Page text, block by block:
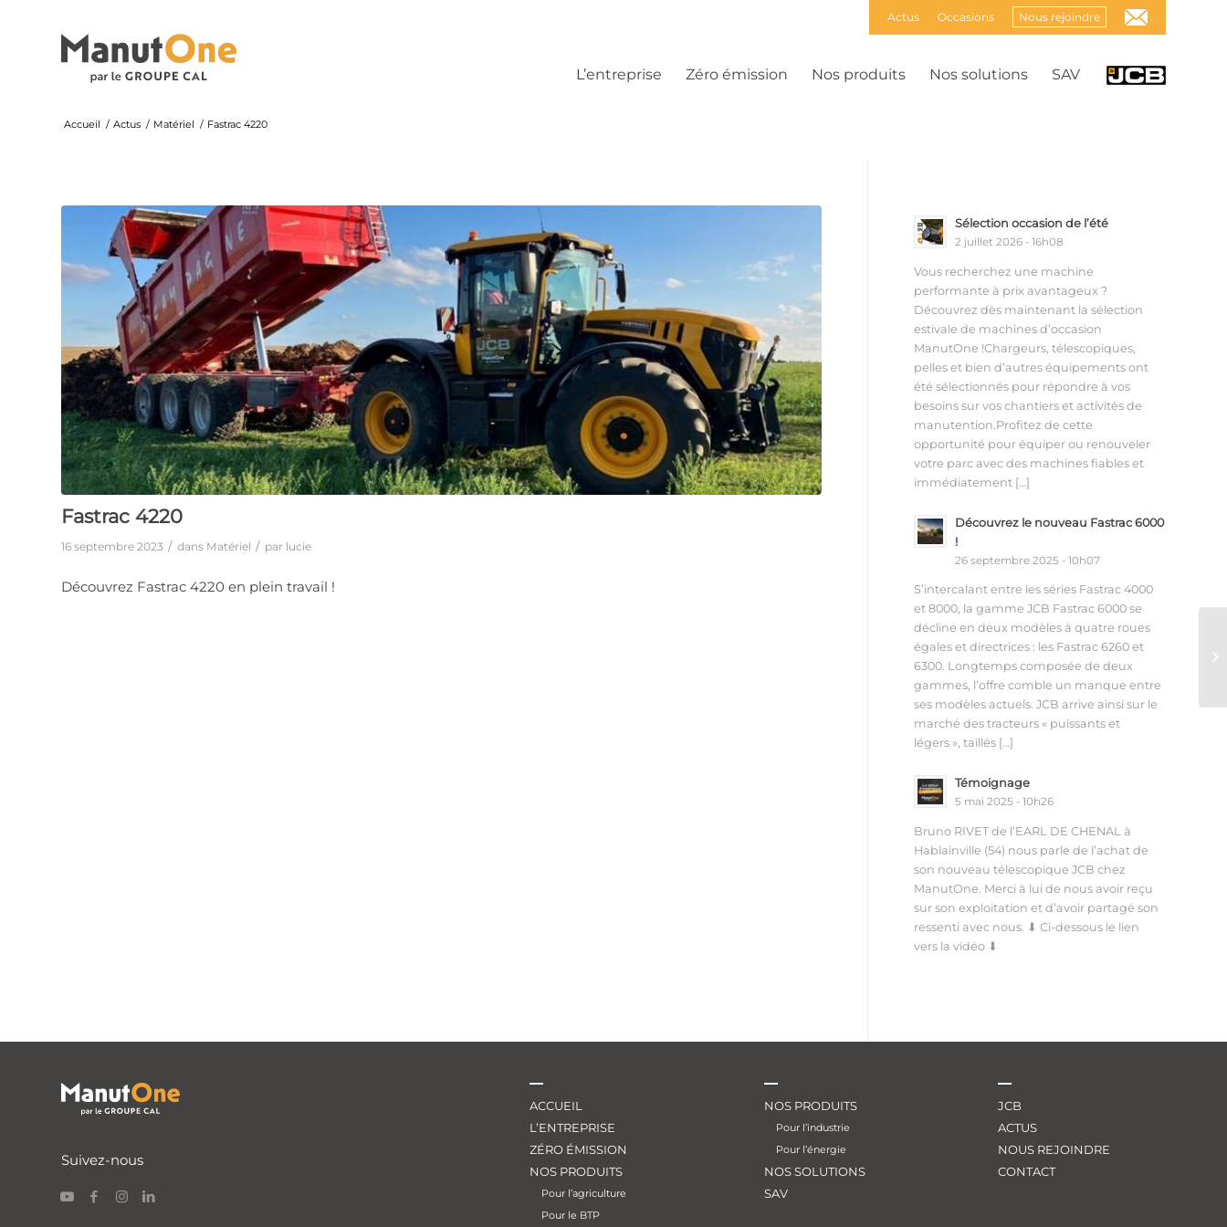
Actus Occasions Nous rejoindre
L’entreprise Zéro émission Nos produits Nos solutions SAV
Accueil / Actus / Matériel / Fastrac 4220
Fastrac 4220
16 septembre 2023 / dans Matériel / par lucie
Découvrez Fastrac 4220 en plein travail !
Sélection occasion de l’été
2 juillet 2026 - 16h08
Vous recherchez une machine
performante à prix avantageux ?
Découvrez dès maintenant la sélection
estivale de machines d’occasion
ManutOne !Chargeurs, télescopiques,
pelles et bien d’autres équipements ont
été sélectionnés pour répondre à vos
besoins sur vos chantiers et activités de
manutention.Profitez de cette
opportunité pour équiper ou renouveler
votre parc avec des machines fiables et
immédiatement […]
Découvrez le nouveau Fastrac 6000
!
26 septembre 2025 - 10h07
S’intercalant entre les séries Fastrac 4000
et 8000, la gamme JCB Fastrac 6000 se
décline en deux modèles à quatre roues
égales et directrices : les Fastrac 6260 et
6300. Longtemps composée de deux
gammes, l’offre comble un manque entre
ses modèles actuels. JCB arrive ainsi sur le
marché des tracteurs « puissants et
légers », taillés […]
Témoignage
5 mai 2025 - 10h26
Bruno RIVET de l’EARL DE CHENAL à
Hablainville (54) nous parle de l’achat de
son nouveau télescopique JCB chez
ManutOne. Merci à lui de nous avoir reçu
sur son exploitation et d’avoir partagé son
ressenti avec nous. ⬇ Ci-dessous le lien
vers la vidéo ⬇
Suivez-nous
ACCUEIL
L’ENTREPRISE
ZÉRO ÉMISSION
NOS PRODUITS
Pour l’agriculture
Pour le BTP
NOS PRODUITS
Pour l’industrie
Pour l’énergie
NOS SOLUTIONS
SAV
JCB
ACTUS
NOUS REJOINDRE
CONTACT